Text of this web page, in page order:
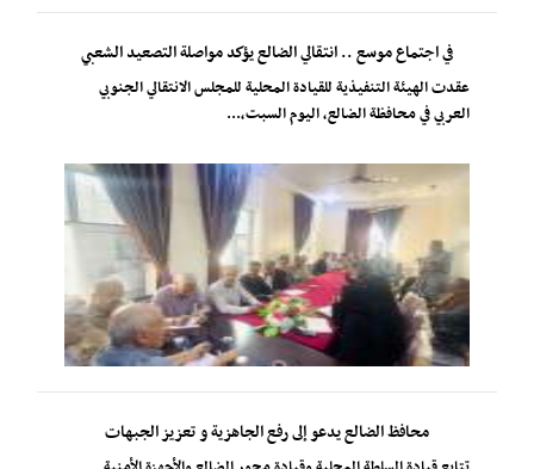
في اجتماع موسع .. انتقالي الضالع يؤكد مواصلة التصعيد الشعبي
عقدت الهيئة التنفيذية للقيادة المحلية للمجلس الانتقالي الجنوبي
العربي في محافظة الضالع، اليوم السبت،...
محافظ الضالع يدعو إلى رفع الجاهزية و تعزيز الجبهات